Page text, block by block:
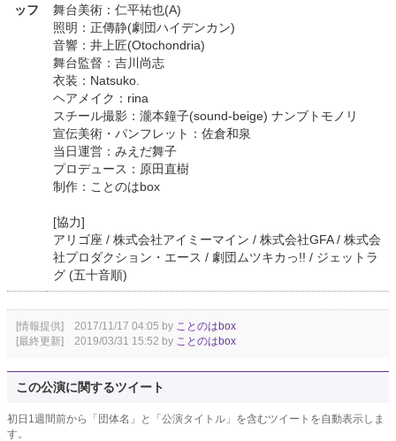
ッフ
舞台美術：仁平祐也(A)
照明：正傳静(劇団ハイデンカン)
音響：井上匠(Otochondria)
舞台監督：吉川尚志
衣装：Natsuko.
ヘアメイク：rina
スチール撮影：瀧本鐘子(sound-beige) ナンブトモノリ
宣伝美術・パンフレット：佐倉和泉
当日運営：みえだ舞子
プロデュース：原田直樹
制作：ことのはbox
[協力]
アリゴ座 / 株式会社アイミーマイン / 株式会社GFA / 株式会
社プロダクション・エース / 劇団ムツキカっ!! / ジェットラ
グ (五十音順)
[情報提供] 2017/11/17 04:05 by ことのはbox
[最終更新] 2019/03/31 15:52 by ことのはbox
この公演に関するツイート
初日1週間前から「団体名」と「公演タイトル」を含むツイートを自動表示しま
す。